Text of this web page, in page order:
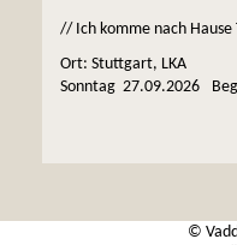
// Ich komme nach Hause
Ort: Stuttgart, LKA
Sonntag 27.09.2026
©